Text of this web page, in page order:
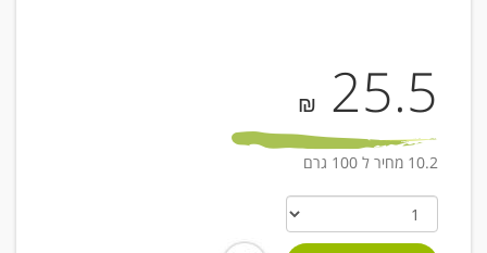
25.5
₪
10.2 מחיר ל 100 גרם